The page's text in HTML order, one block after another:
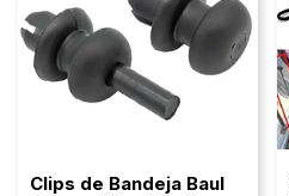
Clips de Bandeja Baul